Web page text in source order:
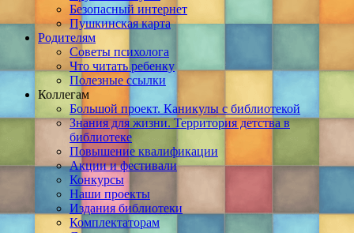
Безопасный интернет
Пушкинская карта
Родителям
Советы психолога
Что читать ребенку
Полезные ссылки
Коллегам
Большой проект. Каникулы с библиотекой
Знания для жизни. Территория детства в
библиотеке
Повышение квалификации
Акции и фестивали
Конкурсы
Наши проекты
Издания библиотеки
Комплектаторам